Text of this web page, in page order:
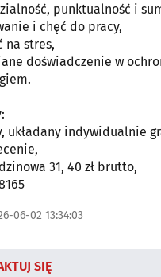
punktualność i
i chęć do pracy,
na stres,
doświadczenie w
układany indywidualnie
31, 40 zł brutto,
06-02 13:34:03
SIĘ